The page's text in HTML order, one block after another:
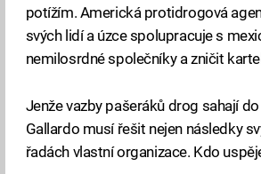
potížím. Americká protidrogová
svých lidí a úzce spolupracuje s
nemilosrdné společníky a zničit
Jenže vazby pašeráků drog sahají
Gallardo musí řešit nejen následky
řadách vlastní organizace. Kdo